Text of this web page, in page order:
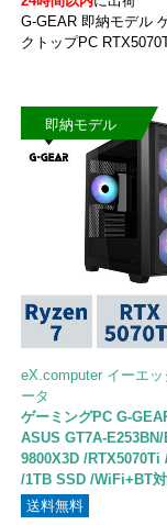
G-GEAR 即納モデル
クトップPC
即納モデル
eX.computer イーエッ
ータ
ゲーミングPC G-
ASUS GT7A-
9800X3D /RTX5070Ti
/1TB SSD /WiFi+BT
送料無料